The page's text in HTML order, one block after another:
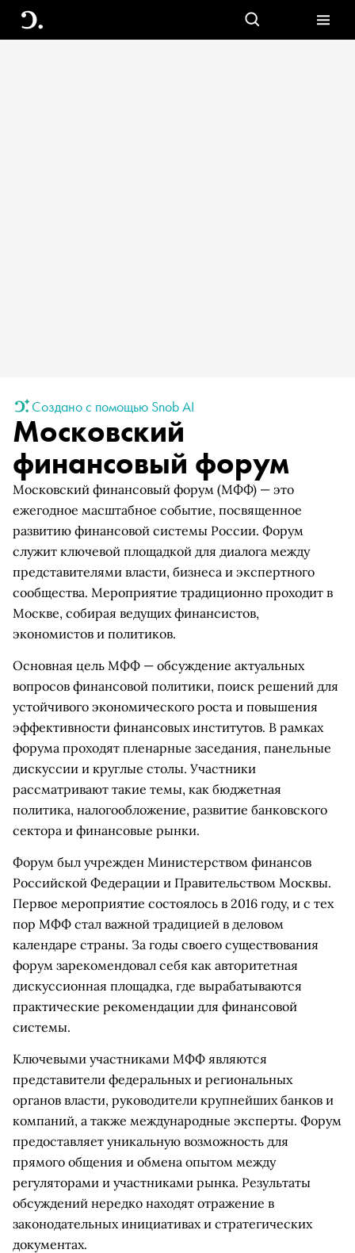
Создано с помощью Snob AI
Московский
финансовый форум
Московский финансовый форум (МФФ) — это
ежегодное масштабное событие, посвященное
развитию финансовой системы России. Форум
служит ключевой площадкой для диалога между
представителями власти, бизнеса и экспертного
сообщества. Мероприятие традиционно проходит в
Москве, собирая ведущих финансистов,
экономистов и политиков.
Основная цель МФФ — обсуждение актуальных
вопросов финансовой политики, поиск решений для
устойчивого экономического роста и повышения
эффективности финансовых институтов. В рамках
форума проходят пленарные заседания, панельные
дискуссии и круглые столы. Участники
рассматривают такие темы, как бюджетная
политика, налогообложение, развитие банковского
сектора и финансовые рынки.
Форум был учрежден Министерством финансов
Российской Федерации и Правительством Москвы.
Первое мероприятие состоялось в 2016 году, и с тех
пор МФФ стал важной традицией в деловом
календаре страны. За годы своего существования
форум зарекомендовал себя как авторитетная
дискуссионная площадка, где вырабатываются
практические рекомендации для финансовой
системы.
Ключевыми участниками МФФ являются
представители федеральных и региональных
органов власти, руководители крупнейших банков и
компаний, а также международные эксперты. Форум
предоставляет уникальную возможность для
прямого общения и обмена опытом между
регуляторами и участниками рынка. Результаты
обсуждений нередко находят отражение в
законодательных инициативах и стратегических
документах.